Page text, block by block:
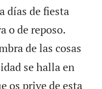
días de fiesta
o de reposo.
de las cosas
se halla en
os prive de esta